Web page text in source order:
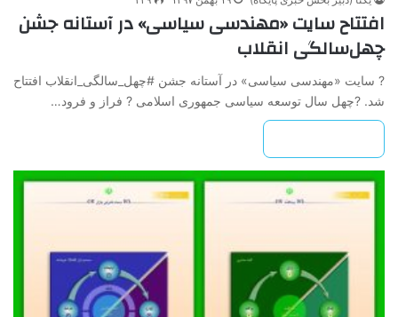
افتتاح سایت «مهندسی سیاسی» در آستانه جشن
چهل‌سالگی انقلاب
? سایت «مهندسی سیاسی» در آستانه جشن #چهل_سالگی_انقلاب افتتاح
شد. ?چهل سال توسعه سیاسی جمهوری اسلامی ? فراز و فرود…